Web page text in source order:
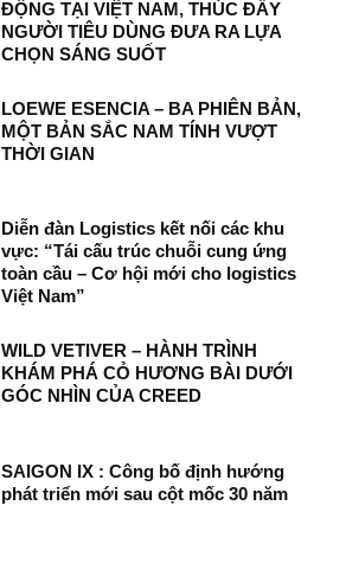
ĐỘNG TẠI VIỆT NAM, THÚC ĐẨY
NGƯỜI TIÊU DÙNG ĐƯA RA LỰA
CHỌN SÁNG SUỐT
LOEWE ESENCIA – BA PHIÊN BẢN,
MỘT BẢN SẮC NAM TÍNH VƯỢT
THỜI GIAN
Diễn đàn Logistics kết nối các khu
vực: “Tái cấu trúc chuỗi cung ứng
toàn cầu – Cơ hội mới cho logistics
Việt Nam”
WILD VETIVER – HÀNH TRÌNH
KHÁM PHÁ CỎ HƯƠNG BÀI DƯỚI
GÓC NHÌN CỦA CREED
SAIGON IX : Công bố định hướng
phát triển mới sau cột mốc 30 năm